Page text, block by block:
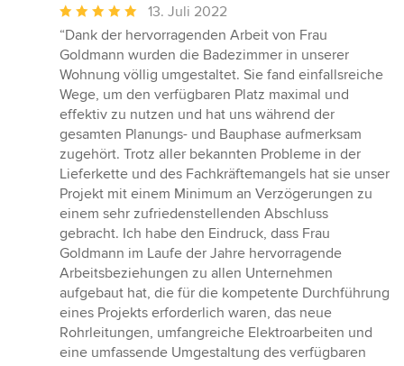
Durchschnittliche
Bewertung:
5
von
5
Sternen
13. Juli 2022
“Dank der hervorragenden Arbeit von Frau
Goldmann wurden die Badezimmer in unserer
Wohnung völlig umgestaltet. Sie fand einfallsreiche
Wege, um den verfügbaren Platz maximal und
effektiv zu nutzen und hat uns während der
gesamten Planungs- und Bauphase aufmerksam
zugehört. Trotz aller bekannten Probleme in der
Lieferkette und des Fachkräftemangels hat sie unser
Projekt mit einem Minimum an Verzögerungen zu
einem sehr zufriedenstellenden Abschluss
gebracht. Ich habe den Eindruck, dass Frau
Goldmann im Laufe der Jahre hervorragende
Arbeitsbeziehungen zu allen Unternehmen
aufgebaut hat, die für die kompetente Durchführung
eines Projekts erforderlich waren, das neue
Rohrleitungen, umfangreiche Elektroarbeiten und
eine umfassende Umgestaltung des verfügbaren